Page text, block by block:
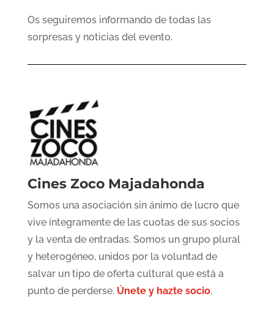
Os seguiremos informando de todas las
sorpresas y noticias del evento.
Cines Zoco Majadahonda
Somos una asociación sin ánimo de lucro que
vive íntegramente de las cuotas de sus socios
y la venta de entradas. Somos un grupo plural
y heterogéneo, unidos por la voluntad de
salvar un tipo de oferta cultural que está a
punto de perderse. Únete y hazte socio.